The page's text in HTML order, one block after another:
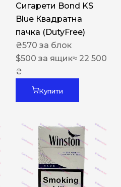
Сигарети Bond KS
Blue Квадратна
пачка (DutyFree)
₴570 за блок
$500 за ящик≈ 22 500
₴
Купити